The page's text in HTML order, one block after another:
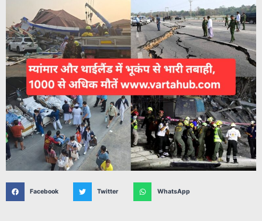
Facebook Twitter WhatsApp